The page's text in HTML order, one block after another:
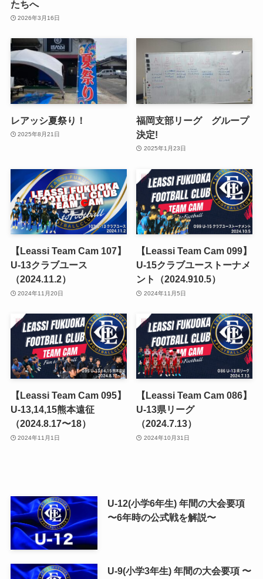
たちへ
2026年3月16日
レアッシ夏祭り！
2025年8月21日
福岡支部リーグ グループ
決定!
2025年1月23日
【Leassi Team Cam 107】
U-13クラブユース
（2024.11.2）
2024年11月20日
【Leassi Team Cam 099】
U-15クラブユーストーナメ
ント（2024.910.5）
2024年11月5日
【Leassi Team Cam 095】
U-13,14,15熊本遠征
（2024.8.17〜18）
2024年11月1日
【Leassi Team Cam 086】
U-13県リーグ
（2024.7.13）
2024年10月31日
U-12(小学6年生) 年間の大会要項
〜6年時の公式戦を解説〜
U-9(小学3年生) 年間の大会要項 〜